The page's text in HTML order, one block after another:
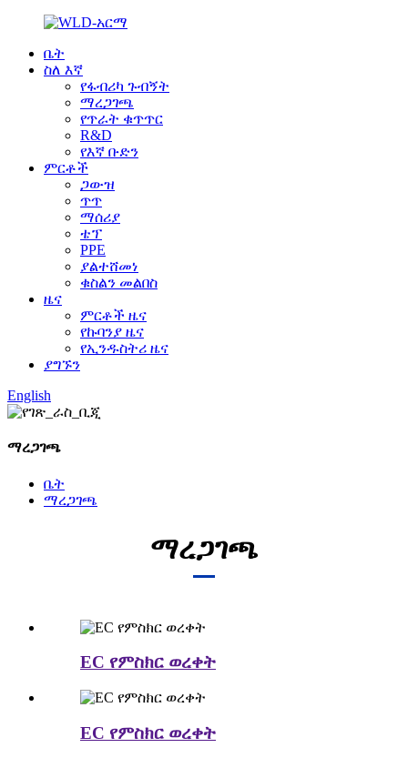
ቤት
ስለ እኛ
የፋብሪካ ጉብኝት
ማረጋገጫ
የጥራት ቁጥጥር
R&D
የእኛ ቡድን
ምርቶች
ጋውዝ
ጥጥ
ማሰሪያ
ቴፕ
PPE
ያልተሸመነ
ቁስልን መልበስ
ዜና
ምርቶች ዜና
የኩባንያ ዜና
የኢንዱስትሪ ዜና
ያግኙን
English
ማረጋገጫ
ቤት
ማረጋገጫ
ማረጋገጫ
EC የምስክር ወረቀት
EC የምስክር ወረቀት